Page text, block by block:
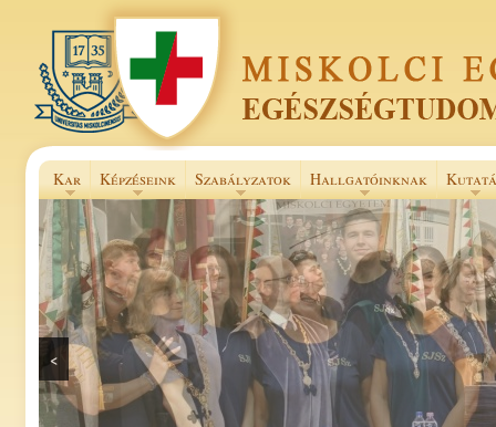
Kar Képzéseink Szabályzatok Hallgatóinknak
<